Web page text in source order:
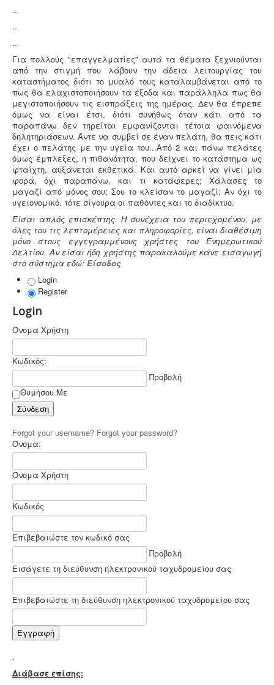
αποτελεί κανόνα της αγοράς (εξαγωγές). Κλειδί στην
διαδικασία είναι η μελέτη διαχείρισης ποιότητας.
Άδεια λειτουργίας catering -
Τα catering
αδειοδοτούνται ως επαγγελματικά εργαστήρια με
προαπαιτούμενη κτηνιατρική άδεια λειτουργίας η
οποία συνοδεύεται από πλήρη μελέτη HACCP,
σύμφωνα με τον ευρωπαϊκό κανονισμό 853/2004.
..
..
..
Για πολλούς "επαγγελματίες" αυτά τα θέματα ξεχνιούνται
από την στιγμή που λάβουν την άδεια λειτουργίας του
καταστήματος διότι το μυαλό τους καταλαμβάνεται από το
πως θα ελαχιστοποιήσουν τα έξοδα και παράλληλα πως θα
μεγιστοποιήσουν τις εισπράξεις της ημέρας. Δεν θα έπρεπε
όμως να είναι έτσι, διότι συνήθως όταν κάτι από τα
παραπάνω δεν τηρείται εμφανίζονται τέτοια φαινόμενα
δηλητηριάσεων. Άντε να συμβεί σε έναν πελάτη, θα πεις κάτι
έχει ο πελάτης με την υγεία του...Από 2 και πάνω πελάτες
όμως έμπλεξες, η πιθανότητα, που δείχνει το κατάστημα ως
φταίχτη, αυξάνεται εκθετικά. Και αυτό αρκεί να γίνει μία
φορά, όχι παραπάνω, και τι κατάφερες; Χάλασες το
μαγαζί από μόνος σου; Σου το κλείσαν το μαγαζί; Αν όχι το
υγειονομικό, τότε σίγουρα οι παθόντες και το διαδίκτυο.
Είσαι απλός επισκέπτης. Η συνέχεια του περιεχομένου, με
όλες του τις λεπτομέρειες και πληροφορίες, είναι διαθέσιμη
μόνο στους εγγεγραμμένους χρήστες του Ενημερωτικού
Δελτίου. Αν είσαι ήδη χρήστης παρακαλούμε κάνε εισαγωγή
στο σύστημα εδώ: Είσοδος
Login
Register
Login
Όνομα Χρήστη
Κωδικός:
Προβολή
Θυμήσου Με
Σύνδεση
Forgot your username? Forgot your password?
Όνομα:
Όνομα Χρήστη
Κωδικός
Επιβεβαιώστε τον κωδικό σας
Προβολή
Εισάγετε τη διεύθυνση ηλεκτρονικού ταχυδρομείου σας
Επιβεβαιώστε τη διεύθυνση ηλεκτρονικού ταχυδρομείου σας
Εγγραφή
.
Διάβασε επίσης: